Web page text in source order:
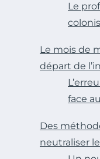
Le
Le mois de
départ de
face
Des
neutraliser